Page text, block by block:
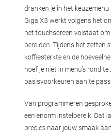
dranken je in het
Giga X3 werkt volgens het
het touchscreen volstaat
bereiden. Tijdens het zetten
koffiesterkte en de
hoef je niet in menu’s rond
basisvoorkeuren aan te
Van programmeren
een enorm instelbereik. Dat
precies naar jouw smaak